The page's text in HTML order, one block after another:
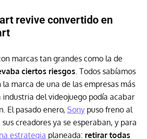
revive convertido en
marcas tan grandes como la de
ciertos riesgos. Todos sabíamos
marca de una de las empresas más
industria del videojuego podía acabar
El pasado enero, Sony puso freno al
creadores ya se esperaban, y para
estrategia planeada: retirar todas